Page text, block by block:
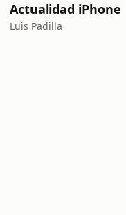
Actualidad iPhone
Luis Padilla